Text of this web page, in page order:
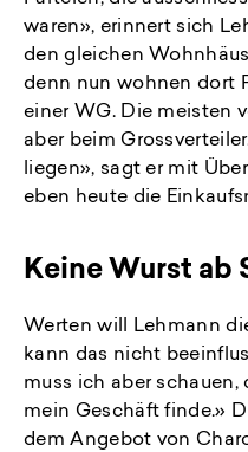
waren», erinnert sich
den gleichen
denn nun wohnen dort
einer WG. Die meisten
aber beim
liegen», sagt er mit
eben heute die
Keine Wurst ab
Werten will Lehmann
kann das nicht
muss ich aber schauen,
mein Geschäft finde.»
dem Angebot von